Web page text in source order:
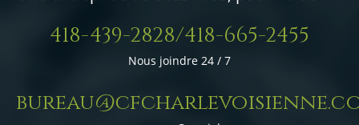
418-439-2828/418-665-2455
Nous joindre 24 / 7